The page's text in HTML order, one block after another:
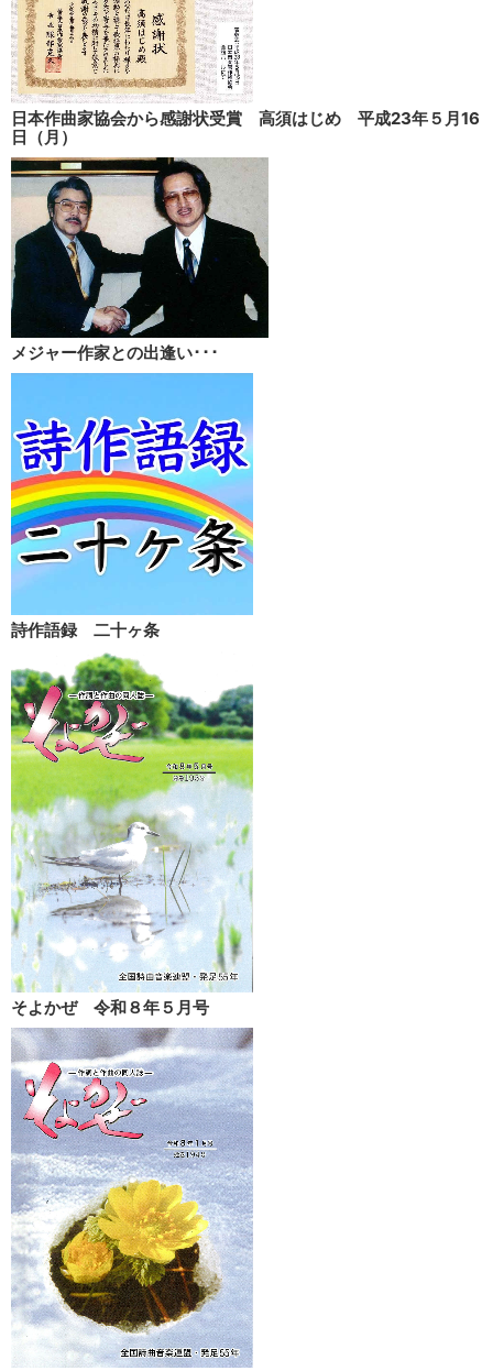
日本作曲家協会から感謝状受賞 高須はじめ 平成23年５月16
日（月）
メジャー作家との出逢い･･･
詩作語録 二十ヶ条
そよかぜ 令和８年５月号